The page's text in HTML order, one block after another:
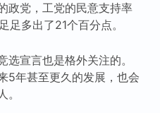
政党，工党的民意支持率
足多出了21个百分点。
宣言也是格外关注的。
5年甚至更久的发展，也会